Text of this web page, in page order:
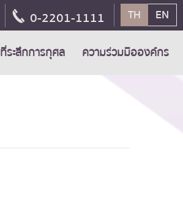
0-2201-1111 TH EN
ระลึกการกุศล ความร่วมมือองค์กร